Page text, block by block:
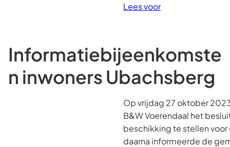
Lees voor
Informatiebijeenkomste
n inwoners Ubachsberg
Op vrijdag 27 oktober
B&W Voerendaal het
beschikking te stellen
daarna informeerde de